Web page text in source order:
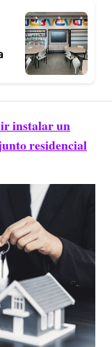
instalar un
residencial